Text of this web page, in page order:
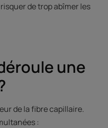
de trop abîmer les
une
de la fibre capillaire.
: